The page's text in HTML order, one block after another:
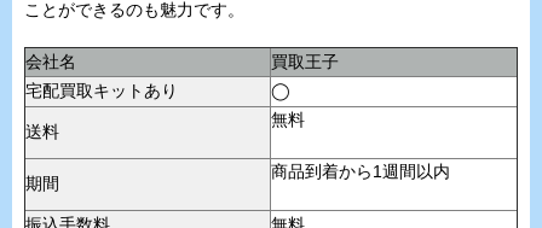
ことができるのも魅力です。
会社名
買取王子
宅配買取キットあり
◯
送料
無料
期間
商品到着から1週間以内